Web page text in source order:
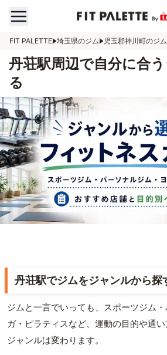
FIT PALETTE 埼玉県のジム 児玉郡神川町のジム
丹荘駅周辺で自分に合
る
丹荘駅でジムをジャンルから探
ジムと一言でいっても、スポーツジム
ガ・ピラティスなど、運動の目的や通
ジャンルは変わります。